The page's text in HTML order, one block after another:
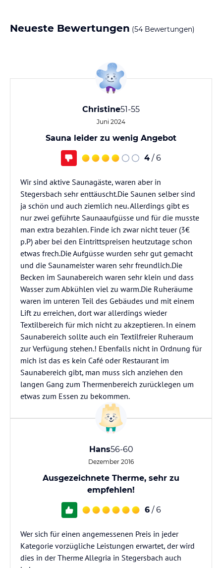
Neueste Bewertungen (54 Bewertungen)
Christine51-55
Juni 2024
Sauna leider zu wenig Angebot
4 / 6
Wir sind aktive Saunagäste, waren aber in
Stegersbach sehr enttäuscht.Die Saunen selber sind
ja schön und auch ziemlich neu. Allerdings gibt es
nur zwei geführte Saunaaufgüsse und für die musste
man extra bezahlen. Finde ich zwar nicht teuer (3€
p.P) aber bei den Eintrittspreisen heutzutage schon
etwas frech.Die Aufgüsse wurden sehr gut gemacht
und die Saunameister waren sehr freundlich.Die
Becken im Saunabereich waren sehr klein und dass
Wasser zum Abkühlen viel zu warm.Die Ruheräume
waren im unteren Teil des Gebäudes und mit einem
Lift zu erreichen, dort war allerdings wieder
Textilbereich für mich nicht zu akzeptieren. In einem
Saunabereich sollte auch ein Textilfreier Ruheraum
zur Verfügung stehen.! Ebenfalls nicht in Ordnung für
mich ist das es kein Café oder Restaurant im
Saunabereich gibt, man muss sich anziehen den
langen Gang zum Thermenbereich zurücklegen um
etwas zum Essen zu bekommen.
Hans56-60
Dezember 2016
Ausgezeichnete Therme, sehr zu
empfehlen!
6 / 6
Wer sich für einen angemessenen Preis in jeder
Kategorie vorzügliche Leistungen erwartet, der wird
dies in der Therme Allegria in Stegersbach auch